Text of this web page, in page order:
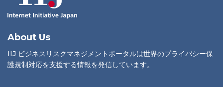
About Us
IIJ ビジネスリスクマネジメントポータルは世界のプライバシー保
護規制対応を支援する情報を発信しています。